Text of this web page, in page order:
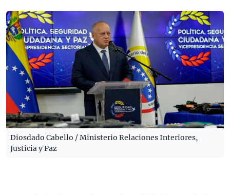
Diosdado Cabello / Ministerio Relaciones Interiores,
Justicia y Paz